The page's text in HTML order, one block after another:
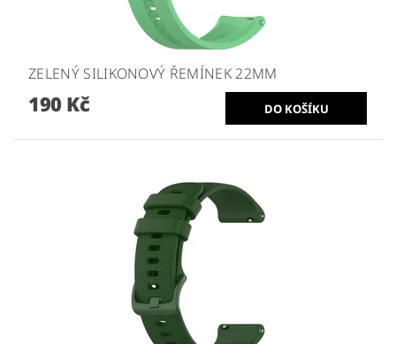
ZELENÝ SILIKONOVÝ ŘEMÍNEK 22MM
190 Kč